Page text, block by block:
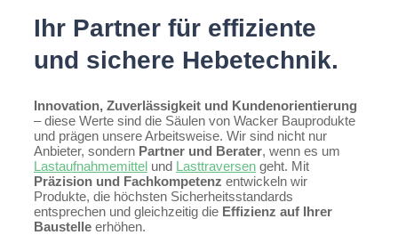
Ihr Partner für effiziente
und sichere Hebetechnik.
Innovation, Zuverlässigkeit und Kundenorientierung
– diese Werte sind die Säulen von Wacker Bauprodukte
und prägen unsere Arbeitsweise. Wir sind nicht nur
Anbieter, sondern Partner und Berater, wenn es um
Lastaufnahmemittel und Lasttraversen geht. Mit
Präzision und Fachkompetenz entwickeln wir
Produkte, die höchsten Sicherheitsstandards
entsprechen und gleichzeitig die Effizienz auf Ihrer
Baustelle erhöhen.